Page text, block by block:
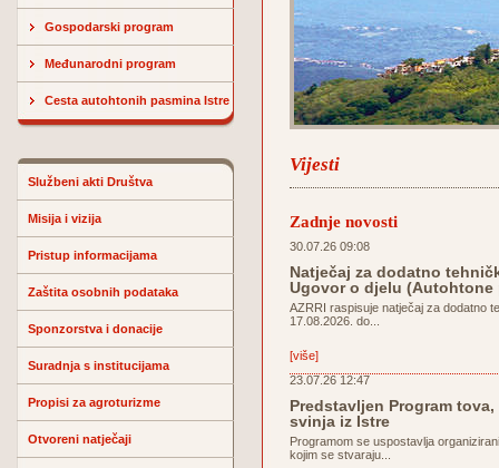
Gospodarski program
Međunarodni program
Cesta autohtonih pasmina Istre
Službeni akti Društva
Misija i vizija
Pristup informacijama
Zaštita osobnih podataka
Sponzorstva i donacije
Suradnja s institucijama
Propisi za agroturizme
Otvoreni natječaji
Vijesti
Zadnje novosti
30.07.26 09:08
Natječaj za dodatno
Ugovor o djelu (Autohtone
AZRRI raspisuje natječaj za dodatno
17.08.2026. do...
[više]
23.07.26 12:47
Predstavljen Program
svinja iz Istre
Programom se uspostavlja
kojim se stvaraju...